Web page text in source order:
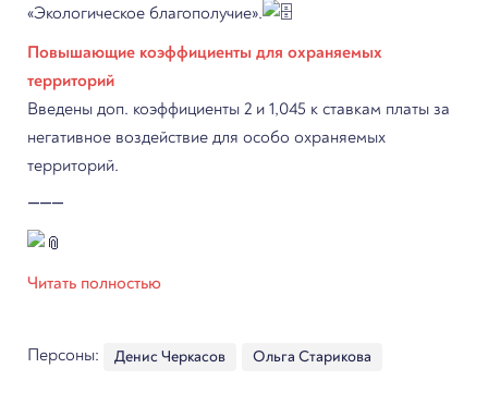
«Экологическое благополучие».
Повышающие коэффициенты для охраняемых
территорий
Введены доп. коэффициенты 2 и 1,045 к ставкам платы за
негативное воздействие для особо охраняемых
территорий.
⸻
Читать полностью
Персоны: Денис Черкасов Ольга Старикова